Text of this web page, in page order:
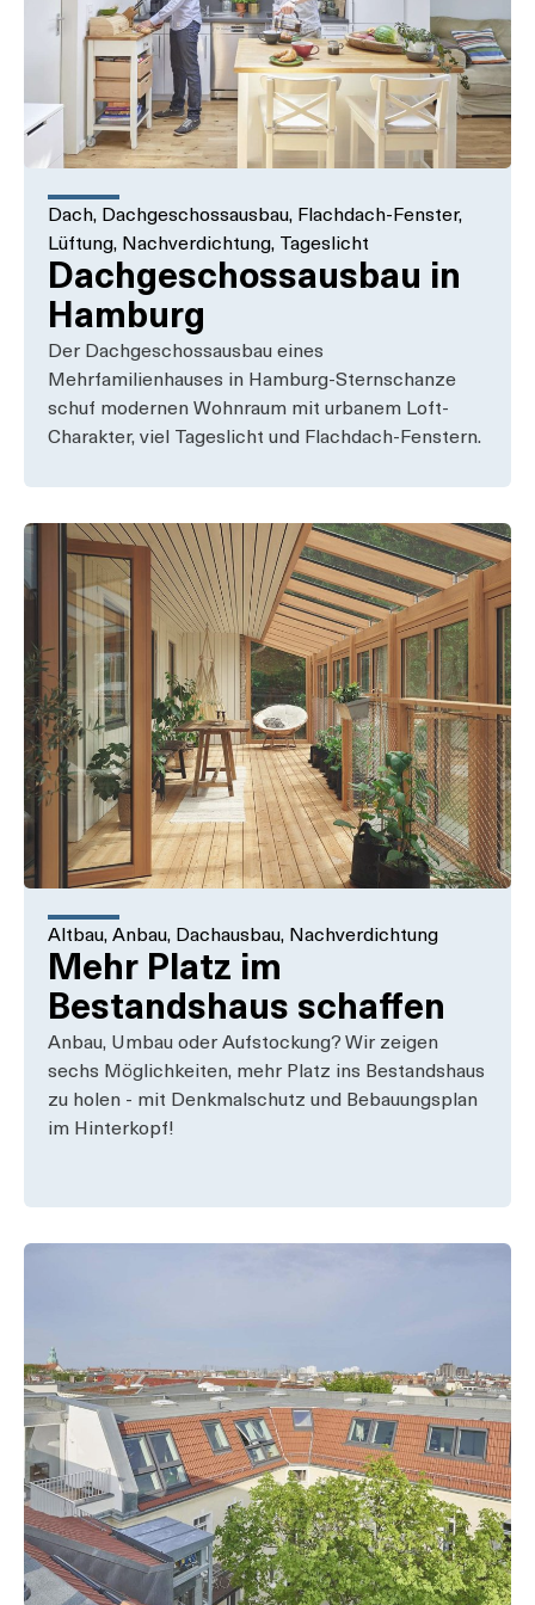
Dach, Dachgeschossausbau, Flachdach-Fenster,
Lüftung, Nachverdichtung, Tageslicht
Dachgeschossausbau in
Hamburg
Der Dachgeschossausbau eines
Mehrfamilienhauses in Hamburg-Sternschanze
schuf modernen Wohnraum mit urbanem Loft-
Charakter, viel Tageslicht und Flachdach-Fenstern.
Altbau, Anbau, Dachausbau, Nachverdichtung
Mehr Platz im
Bestandshaus schaffen
Anbau, Umbau oder Aufstockung? Wir zeigen
sechs Möglichkeiten, mehr Platz ins Bestandshaus
zu holen - mit Denkmalschutz und Bebauungsplan
im Hinterkopf!